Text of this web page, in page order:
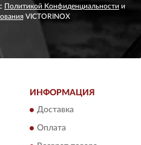
Политикой Конфиденциальности и
VICTORINOX
ИНФОРМАЦИЯ
Доставка
Оплата